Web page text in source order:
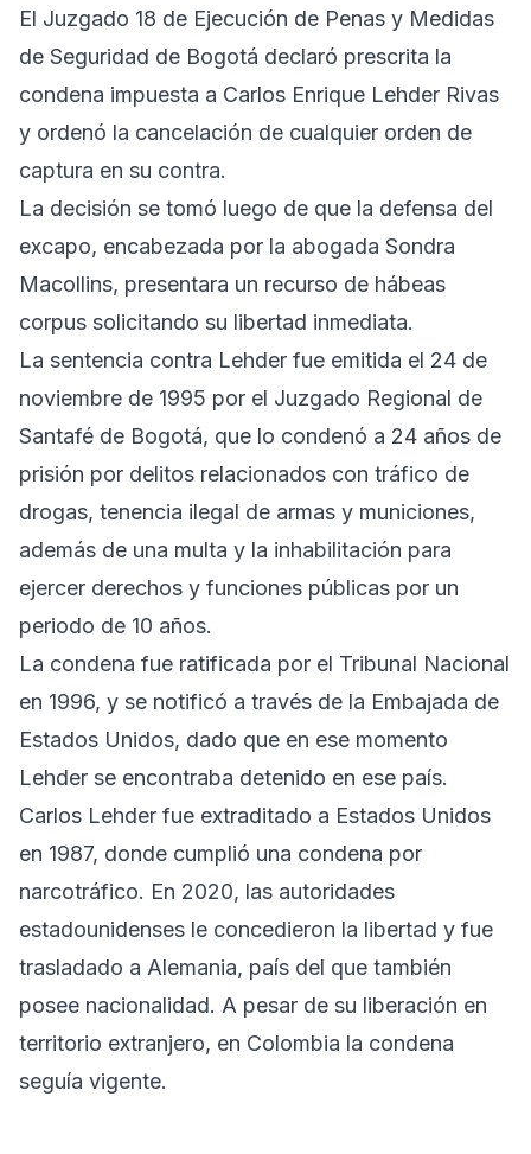
El Juzgado 18 de Ejecución de Penas y Medidas
de Seguridad de Bogotá declaró prescrita la
condena impuesta a Carlos Enrique Lehder Rivas
y ordenó la cancelación de cualquier orden de
captura en su contra.
La decisión se tomó luego de que la defensa del
excapo, encabezada por la abogada Sondra
Macollins, presentara un recurso de hábeas
corpus solicitando su libertad inmediata.
La sentencia contra Lehder fue emitida el 24 de
noviembre de 1995 por el Juzgado Regional de
Santafé de Bogotá, que lo condenó a 24 años de
prisión por delitos relacionados con tráfico de
drogas, tenencia ilegal de armas y municiones,
además de una multa y la inhabilitación para
ejercer derechos y funciones públicas por un
periodo de 10 años.
La condena fue ratificada por el Tribunal Nacional
en 1996, y se notificó a través de la Embajada de
Estados Unidos, dado que en ese momento
Lehder se encontraba detenido en ese país.
Carlos Lehder fue extraditado a Estados Unidos
en 1987, donde cumplió una condena por
narcotráfico. En 2020, las autoridades
estadounidenses le concedieron la libertad y fue
trasladado a Alemania, país del que también
posee nacionalidad. A pesar de su liberación en
territorio extranjero, en Colombia la condena
seguía vigente.